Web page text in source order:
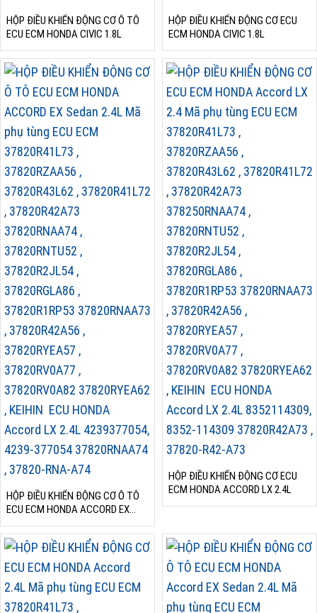
HỘP ĐIỀU KHIỂN ĐỘNG CƠ Ô TÔ
ECU ECM HONDA CIVIC 1.8L
HỘP ĐIỀU KHIỂN ĐỘNG CƠ ECU
ECM HONDA CIVIC 1.8L
HỘP ĐIỀU KHIỂN ĐỘNG CƠ Ô TÔ
ECU ECM HONDA ACCORD EX
SEDAN 2.4L
HỘP ĐIỀU KHIỂN ĐỘNG CƠ ECU
ECM HONDA ACCORD LX 2.4L